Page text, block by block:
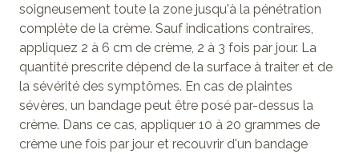
soigneusement toute la zone jusqu'à la pénétration
complète de la crème. Sauf indications contraires,
appliquez 2 à 6 cm de crème, 2 à 3 fois par jour. La
quantité prescrite dépend de la surface à traiter et de
la sévérité des symptômes. En cas de plaintes
sévères, un bandage peut être posé par-dessus la
crème. Dans ce cas, appliquer 10 à 20 grammes de
crème une fois par jour et recouvrir d'un bandage